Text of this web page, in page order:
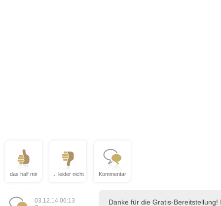
das half mir ... leider nicht Kommentar
03.12.14 06:13
Danke für die Gratis-Bereitstellung!